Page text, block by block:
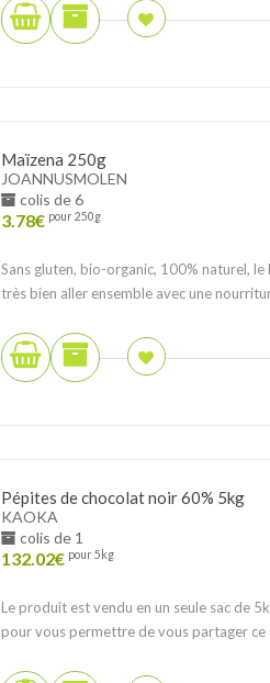
Maïzena 250g
JOANNUSMOLEN
colis de 6
3.78€ pour 250g
Sans gluten, bio-organic, 100% naturel,
très bien aller ensemble avec une
Pépites de chocolat noir 60% 5kg
KAOKA
colis de 1
132.02€ pour 5kg
Le produit est vendu en un seule sac de
pour vous permettre de vous partager ce